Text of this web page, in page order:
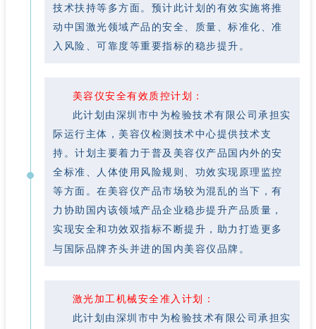
技术扶持等多方面。预计此计划的有效实施将推
动中国激光领域产品的安全、质量、标准化、准
入风险、可靠度等重要指标的稳步提升。
美容仪安全有效质控计划：
此计划由深圳市中为检验技术有限公司承担实
际运行主体，美容仪检测技术中心提供技术支
持。计划主要着力于普及美容仪产品国内外的安
全标准、人体使用风险规则、功效实现原理监控
等方面。在美容仪产品市场较为混乱的当下，有
力协助国内该领域产品企业稳步提升产品质量，
实现安全和功效双指标不断提升，助力打造更多
与国际品牌齐头并进的国内美容仪品牌。
激光加工机械安全准入计划：
此计划由深圳市中为检验技术有限公司承担实